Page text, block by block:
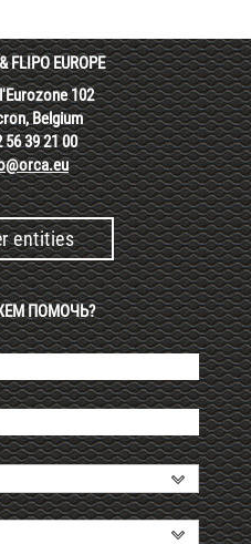
FLIPO EUROPE
102
Belgium
39 21 00
entities
ПОМОЧЬ?